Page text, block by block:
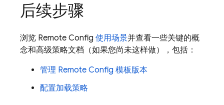
后续步骤
浏览 Remote Config 使用场景并查看一些关键的概
念和高级策略文档（如果您尚未这样做），包括：
管理 Remote Config 模板版本
配置加载策略